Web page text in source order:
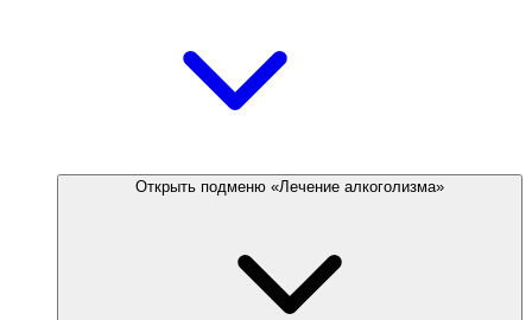
Открыть подменю «Лечение алкоголизма»